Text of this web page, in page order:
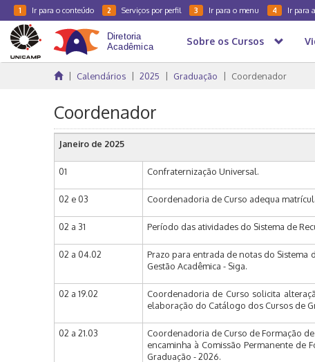
1 Ir para o conteúdo 2 Serviços por perfil 3 Ir para o menu 4 Ir para
Sobre os Cursos
Calendários 2025 Graduação Coordenador
Coordenador
Janeiro de 2025
01 Confraternização Universal.
02 e 03 Coordenadoria de Curso adequa
02 a 31 Período das atividades do Sistema de
02 a 04.02
Prazo para entrada de notas do Sistema
Gestão Acadêmica - Siga.
02 a 19.02
Coordenadoria de Curso solicita
elaboração do Catálogo dos Cursos de
02 a 21.03
Coordenadoria de Curso de Formação
encaminha à Comissão Permanente de
Graduação - 2026.